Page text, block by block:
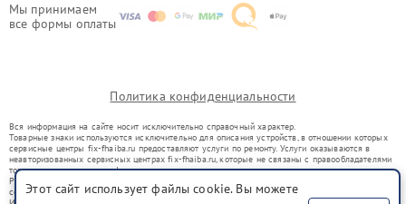
Мы принимаем
все формы оплаты
Политика конфиденциальности
Вся информация на сайте носит исключительно справочный характер.
Товарные знаки используются исключительно для описания устройств, в отношении которых
сервисные центры fix-fhaiba.ru предоставляют услуги по ремонту. Услуги оказываются в
неавторизованных сервисных центрах fix-fhaiba.ru, которые не связаны с правообладателями
товарных знаков или их официальными представителями.
Ремонт осуществляется для устройств, уже введенных в гражданский оборот в соответствии
со статьей 1487 ГК РФ.
Этот сайт использует файлы cookie. Вы можете